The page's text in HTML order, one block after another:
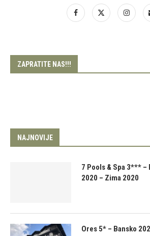
ZAPRATITE NAS!!!
NAJNOVIJE
7 Pools & Spa 3*** –
2020 – Zima 2020
Ores 5* – Bansko